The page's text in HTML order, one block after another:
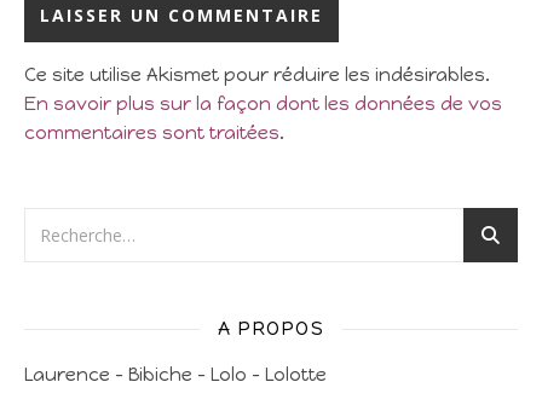
Ce site utilise Akismet pour réduire les indésirables.
En savoir plus sur la façon dont les données de vos
commentaires sont traitées.
A PROPOS
Laurence – Bibiche – Lolo – Lolotte